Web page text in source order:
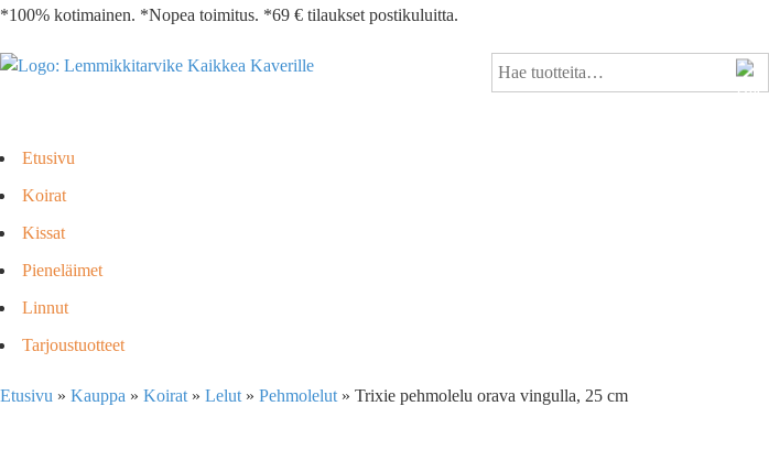
*100% kotimainen. *Nopea toimitus. *69 € tilaukset postikuluitta.
Etusivu
Koirat
Kissat
Pieneläimet
Linnut
Tarjoustuotteet
Etusivu » Kauppa » Koirat » Lelut » Pehmolelut » Trixie pehmolelu orava vingulla, 25 cm